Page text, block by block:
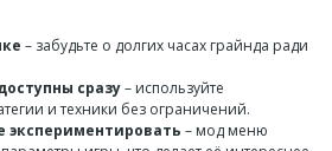
– забудьте о долгих часах грайнда ради
сразу– используйте
и техники без ограничений.
– мод меню